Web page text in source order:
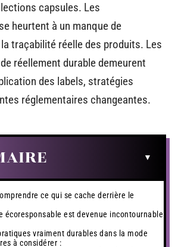
capsules. Les
heurtent à un manque de
traçabilité réelle des produits. Les
réellement durable demeurent
des labels, stratégies
réglementaires changeantes.
ce qui se cache derrière le
écoresponsable est devenue incontournable
vraiment durables dans la mode
à considérer :